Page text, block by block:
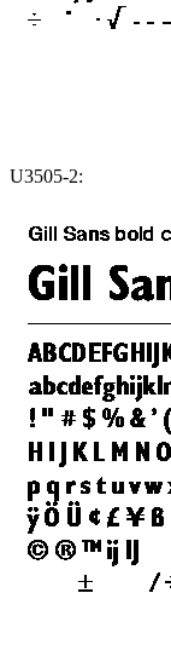
U3505-2: